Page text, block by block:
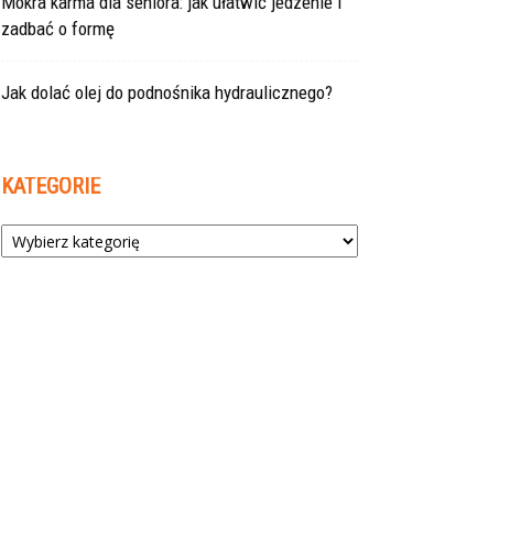
zadbać o formę
Jak dolać olej do podnośnika hydraulicznego?
KATEGORIE
Kategorie